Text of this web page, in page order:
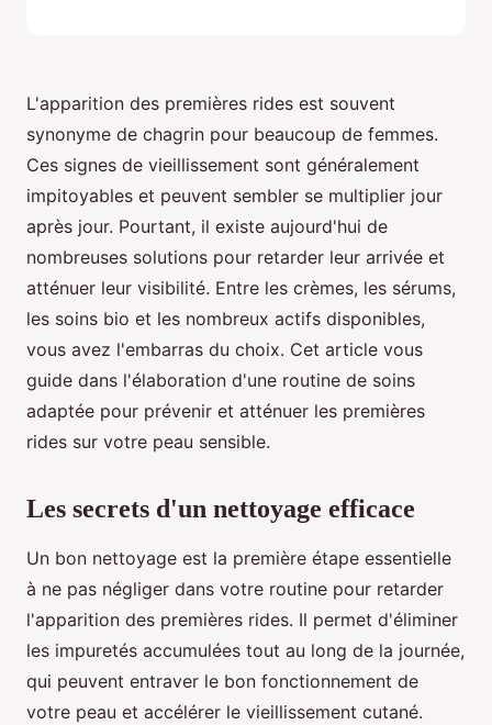
L'apparition des premières rides est souvent
synonyme de chagrin pour beaucoup de femmes.
Ces signes de vieillissement sont généralement
impitoyables et peuvent sembler se multiplier jour
après jour. Pourtant, il existe aujourd'hui de
nombreuses solutions pour retarder leur arrivée et
atténuer leur visibilité. Entre les crèmes, les sérums,
les soins bio et les nombreux actifs disponibles,
vous avez l'embarras du choix. Cet article vous
guide dans l'élaboration d'une routine de soins
adaptée pour prévenir et atténuer les premières
rides sur votre peau sensible.
Les secrets d'un nettoyage efficace
Un bon nettoyage est la première étape essentielle
à ne pas négliger dans votre routine pour retarder
l'apparition des premières rides. Il permet d'éliminer
les impuretés accumulées tout au long de la journée,
qui peuvent entraver le bon fonctionnement de
votre peau et accélérer le vieillissement cutané.